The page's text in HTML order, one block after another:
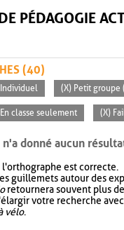
PÉDAGOGIE
(40)
(X) Petit groupe
classe seulement (X)
donné aucun
est correcte.
guillemets autour des
retournera souvent plus
votre recherche avec
vélo.